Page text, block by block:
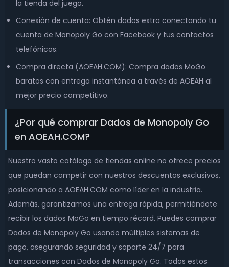
la tienda del juego.
Conexión de cuenta: Obtén dados extra conectando tu
cuenta de Monopoly Go con Facebook y tus contactos
telefónicos.
Compra directa (AOEAH.COM): Compra dados MoGo
baratos con entrega instantánea a través de AOEAH al
mejor precio competitivo.
¿Por qué comprar Dados de Monopoly Go
en AOEAH.COM?
Nuestro vasto catálogo de tiendas online no ofrece precios
que puedan competir con nuestros descuentos exclusivos,
posicionando a AOEAH.COM como líder en la industria.
Además, garantizamos una entrega rápida, permitiéndote
recibir los dados MoGo en tiempo récord. Puedes comprar
Dados de Monopoly Go usando múltiples sistemas de
pago, asegurando seguridad y soporte 24/7 para
transacciones con Dados de Monopoly Go. Todos estos